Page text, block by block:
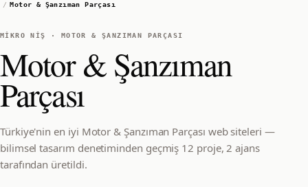
/ Motor & Şanzıman Parçası
MIKRO NIŞ · MOTOR & ŞANZIMAN PARÇASI
Motor & Şanzıman
Parçası
Türkiye'nin en iyi Motor & Şanzıman Parçası web siteleri —
bilimsel tasarım denetiminden geçmiş 12 proje, 2 ajans
tarafından üretildi.